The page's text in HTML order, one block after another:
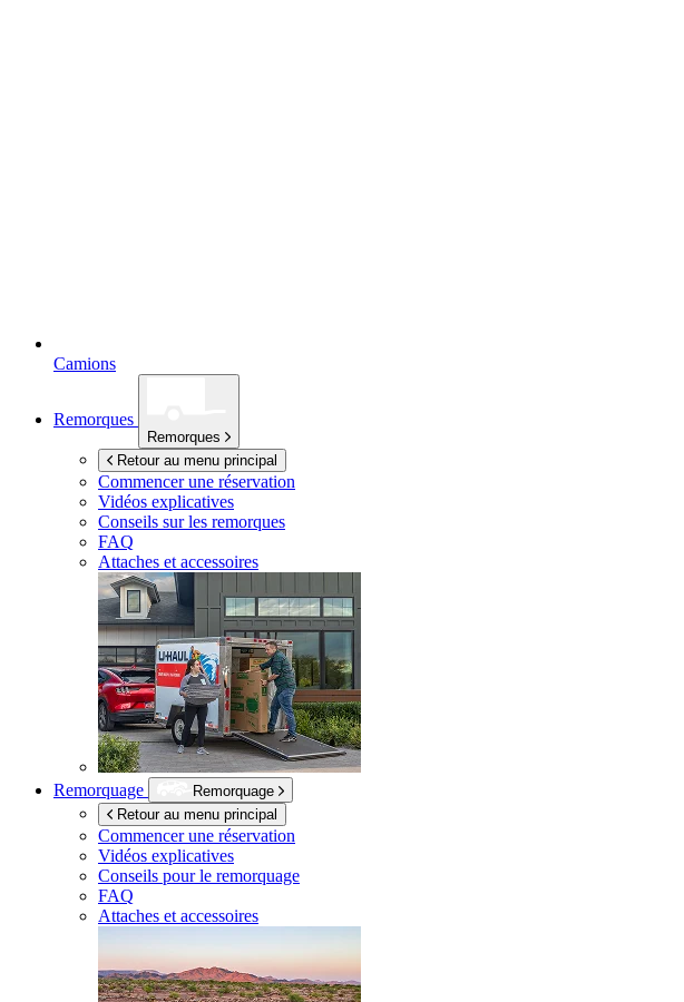
Camions
Remorques
Remorques
Retour au menu principal
Commencer une réservation
Vidéos explicatives
Conseils sur les remorques
FAQ
Attaches et accessoires
Remorquage
Remorquage
Retour au menu principal
Commencer une réservation
Vidéos explicatives
Conseils pour le remorquage
FAQ
Attaches et accessoires